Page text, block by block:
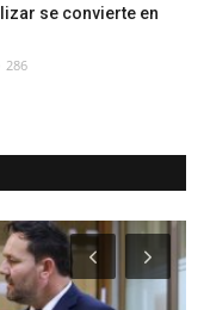
se convierte en
286